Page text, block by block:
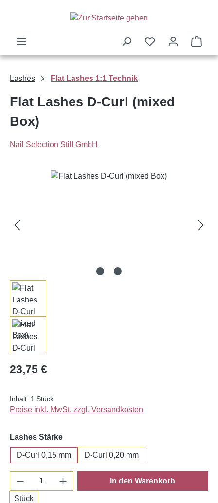
Zum Hauptinhalt springen
Lashes Flat Lashes 1:1 Technik
Flat Lashes D-Curl (mixed
Box)
Nail Selection Still GmbH
Bildergalerie überspringen
Regulärer Preis:
23,75 €
Inhalt: 1 Stück
Preise inkl. MwSt. zzgl. Versandkosten
Lashes Stärkeauswählen
D-Curl 0,15 mm D-Curl 0,20 mm
Produkt Anzahl: Gib den gewünschten
Stück
In den Warenkorb